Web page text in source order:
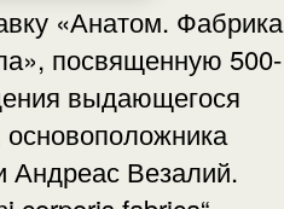
«Анатом. Фабрика
посвященную 500-
основоположника
Андреас Везалий.